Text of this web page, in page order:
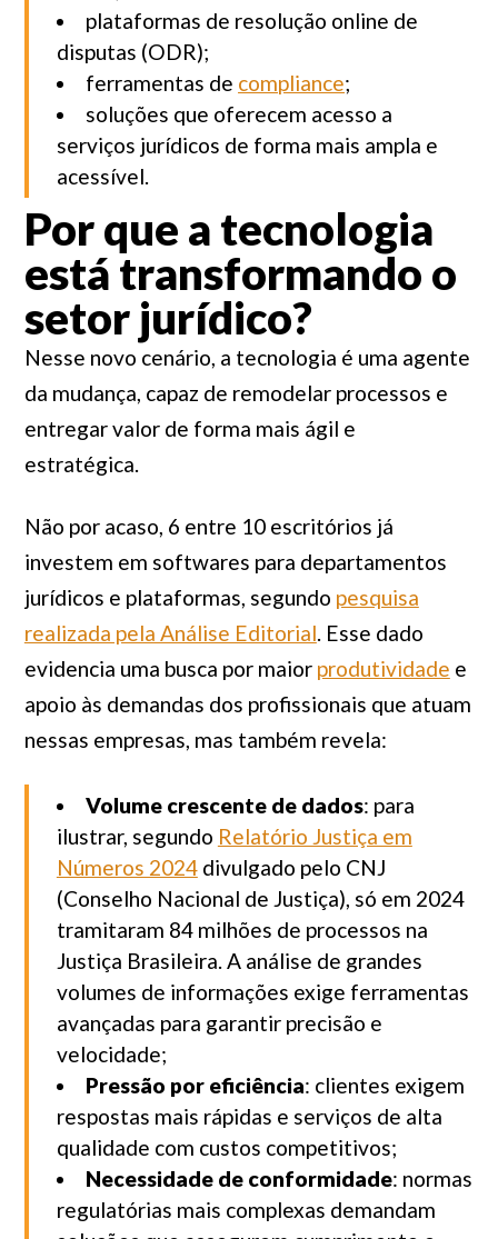
plataformas de resolução online de
disputas (ODR);
ferramentas de compliance;
soluções que oferecem acesso a
serviços jurídicos de forma mais ampla e
acessível.
Por que a tecnologia
está transformando o
setor jurídico?
Nesse novo cenário, a tecnologia é uma agente
da mudança, capaz de remodelar processos e
entregar valor de forma mais ágil e
estratégica.
Não por acaso, 6 entre 10 escritórios já
investem em softwares para departamentos
jurídicos e plataformas, segundo pesquisa
realizada pela Análise Editorial. Esse dado
evidencia uma busca por maior produtividade e
apoio às demandas dos profissionais que atuam
nessas empresas, mas também revela:
Volume crescente de dados: para
ilustrar, segundo Relatório Justiça em
Números 2024divulgado pelo CNJ
(Conselho Nacional de Justiça), só em 2024
tramitaram 84 milhões de processos na
Justiça Brasileira. A análise de grandes
volumes de informações exige ferramentas
avançadas para garantir precisão e
velocidade;
Pressão por eficiência: clientes exigem
respostas mais rápidas e serviços de alta
qualidade com custos competitivos;
Necessidade de conformidade: normas
regulatórias mais complexas demandam